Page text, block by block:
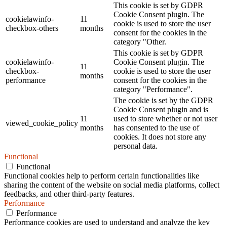
cookielawinfo-
checkbox-others
11
months
This cookie is set by GDPR
Cookie Consent plugin. The
cookie is used to store the user
consent for the cookies in the
category "Other.
cookielawinfo-
checkbox-
performance
11
months
This cookie is set by GDPR
Cookie Consent plugin. The
cookie is used to store the user
consent for the cookies in the
category "Performance".
viewed_cookie_policy
11
months
The cookie is set by the GDPR
Cookie Consent plugin and is
used to store whether or not user
has consented to the use of
cookies. It does not store any
personal data.
Functional
Functional
Functional cookies help to perform certain functionalities like
sharing the content of the website on social media platforms, collect
feedbacks, and other third-party features.
Performance
Performance
Performance cookies are used to understand and analyze the key